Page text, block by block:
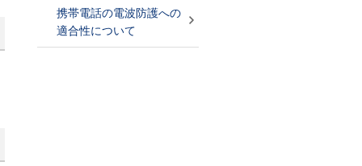
携帯電話の電波防護への
適合性について